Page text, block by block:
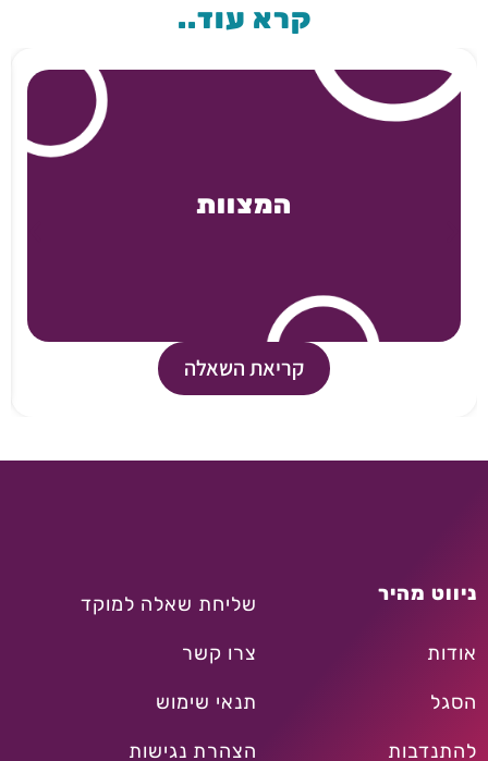
קרא עוד..
המצוות
קריאת השאלה
ניווט מהיר
אודות
הסגל
להתנדבות
שליחת שאלה למוקד
צרו קשר
תנאי שימוש
הצהרת נגישות